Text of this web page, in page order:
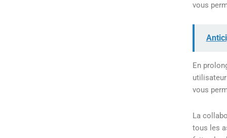
vous
En
vous
La
tous les